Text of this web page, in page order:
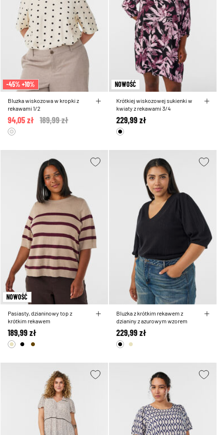
-45% +10%
Bluzka wiskozowa w kropki z
rekawami 1/2
Price reduced from
189,99 zł
94,05 zł
NOWOŚĆ
Krótkiej wiskozowej sukienki w
kwiaty z rekawami 3/4
229,99 zł
NOWOŚĆ
Pasiasty, dzianinowy top z
krótkim rekawem
189,99 zł
Bluzka z krótkim rekawem z
dzianiny z azurowym wzorem
229,99 zł